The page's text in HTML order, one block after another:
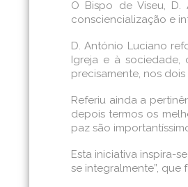
O Bispo de Viseu,
consciencialização e
D. António Luciano
Igreja e à sociedade,
precisamente, nos
Referiu ainda a
depois termos os
paz são
Esta iniciativa inspira-
se integralmente”, que